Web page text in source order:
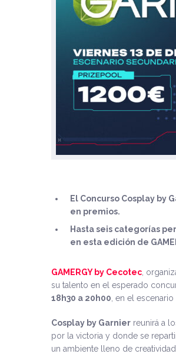
El Concurso Cosplay by
en premios.
Hasta seis categorías
en esta edición de
GAMERGY by Cecotec ,
su talento en el esperado
18h30 a 20h00 , en el
Cosplay by Garnier reunirá a
por la victoria y donde se
un ambiente lleno de